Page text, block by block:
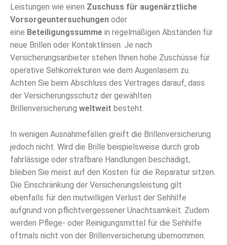
Leistungen wie einen Zuschuss für augenärztliche
Vorsorgeuntersuchungen oder
eine Beteiligungssumme in regelmäßigen Abständen für
neue Brillen oder Kontaktlinsen. Je nach
Versicherungsanbieter stehen Ihnen hohe Zuschüsse für
operative Sehkorrekturen wie dem Augenlasern zu.
Achten Sie beim Abschluss des Vertrages darauf, dass
der Versicherungsschutz der gewählten
Brillenversicherung weltweit besteht.
In wenigen Ausnahmefällen greift die Brillenversicherung
jedoch nicht. Wird die Brille beispielsweise durch grob
fahrlässige oder strafbare Handlungen beschädigt,
bleiben Sie meist auf den Kosten für die Reparatur sitzen.
Die Einschränkung der Versicherungsleistung gilt
ebenfalls für den mutwilligen Verlust der Sehhilfe
aufgrund von pflichtvergessener Unachtsamkeit. Zudem
werden Pflege- oder Reinigungsmittel für die Sehhilfe
oftmals nicht von der Brillenversicherung übernommen.